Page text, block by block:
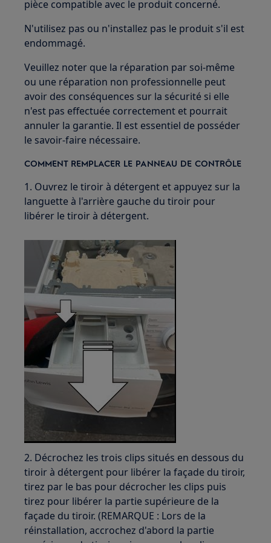
pièce compatible avec le produit concerné.
N'utilisez pas ou n'installez pas le produit s'il est
endommagé.
Veuillez noter que la réparation par soi-même
ou une réparation non professionnelle peut
avoir des conséquences sur la sécurité si elle
n'est pas effectuée correctement et pourrait
annuler la garantie. Il est essentiel de posséder
le savoir-faire nécessaire.
COMMENT REMPLACER LE PANNEAU DE CONTRÔLE
1. Ouvrez le tiroir à détergent et appuyez sur la
languette à l'arrière gauche du tiroir pour
libérer le tiroir à détergent.
2. Décrochez les trois clips situés en dessous du
tiroir à détergent pour libérer la façade du tiroir,
tirez par le bas pour décrocher les clips puis
tirez pour libérer la partie supérieure de la
façade du tiroir. (REMARQUE : Lors de la
réinstallation, accrochez d'abord la partie